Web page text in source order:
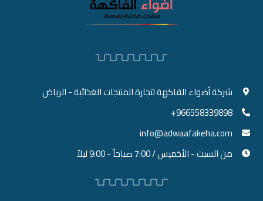
شركة أضواء الفاكهة لتجارة المنتجات الغذائية - الرياض
966558339898+
info@adwaafakeha.com
من السبت - الأخميس / 7:00 صباحاً - 9:00 ليلاً